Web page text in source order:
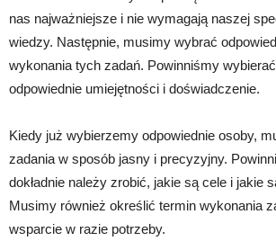
nas najważniejsze i nie wymagają naszej
wiedzy. Następnie, musimy wybrać
wykonania tych zadań. Powinniśmy
odpowiednie umiejętności i doświadczenie.
Kiedy już wybierzemy odpowiednie osoby,
zadania w sposób jasny i precyzyjny.
dokładnie należy zrobić, jakie są cele i jakie
Musimy również określić termin wykonania
wsparcie w razie potrzeby.